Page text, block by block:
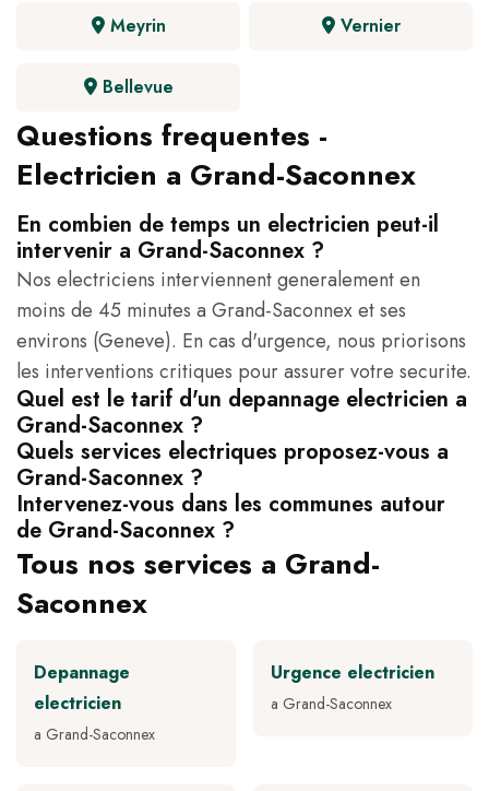
Meyrin Vernier
Bellevue
Questions frequentes -
Electricien a Grand-Saconnex
En combien de temps un electricien peut-il
intervenir a Grand-Saconnex ?
Nos electriciens interviennent generalement en
moins de 45 minutes a Grand-Saconnex et ses
environs (Geneve). En cas d'urgence, nous priorisons
les interventions critiques pour assurer votre securite.
Quel est le tarif d'un depannage electricien a
Grand-Saconnex ?
Quels services electriques proposez-vous a
Grand-Saconnex ?
Intervenez-vous dans les communes autour
de Grand-Saconnex ?
Tous nos services a Grand-
Saconnex
Depannage
electricien
a Grand-Saconnex
Urgence electricien
a Grand-Saconnex